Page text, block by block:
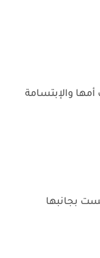
والإبتسامة
بجانبها